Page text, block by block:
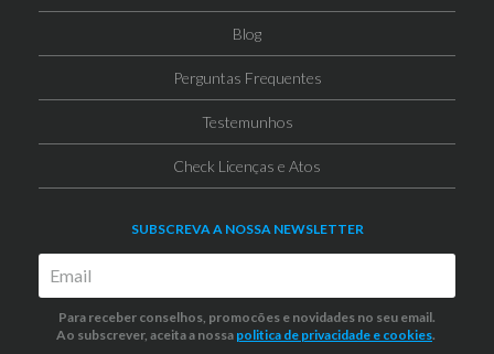
Blog
Perguntas Frequentes
Testemunhos
Check Licenças e Atos
SUBSCREVA A NOSSA NEWSLETTER
Para receber conselhos, promocões e novidades no seu email.
Ao subscrever, aceita a nossa politica de privacidade e cookies.